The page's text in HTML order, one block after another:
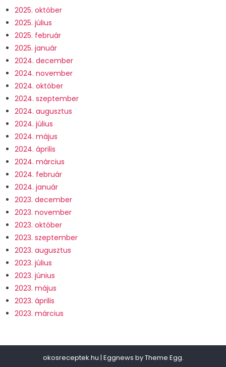
2025. október
2025. július
2025. február
2025. január
2024. december
2024. november
2024. október
2024. szeptember
2024. augusztus
2024. július
2024. május
2024. április
2024. március
2024. február
2024. január
2023. december
2023. november
2023. október
2023. szeptember
2023. augusztus
2023. július
2023. június
2023. május
2023. április
2023. március
okosreceptek.hu | Eggnews byTheme Egg.